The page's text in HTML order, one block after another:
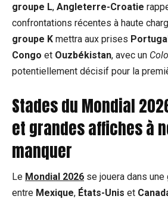
groupe L, Angleterre-Croatie
confrontations récentes à haute
groupe K mettra aux prises
Congo et Ouzbékistan, avec un
potentiellement décisif pour la
Stades du Mondial
et grandes affiches à
manquer
Le Mondial 2026 se jouera dans
entre Mexique, États-Unis et